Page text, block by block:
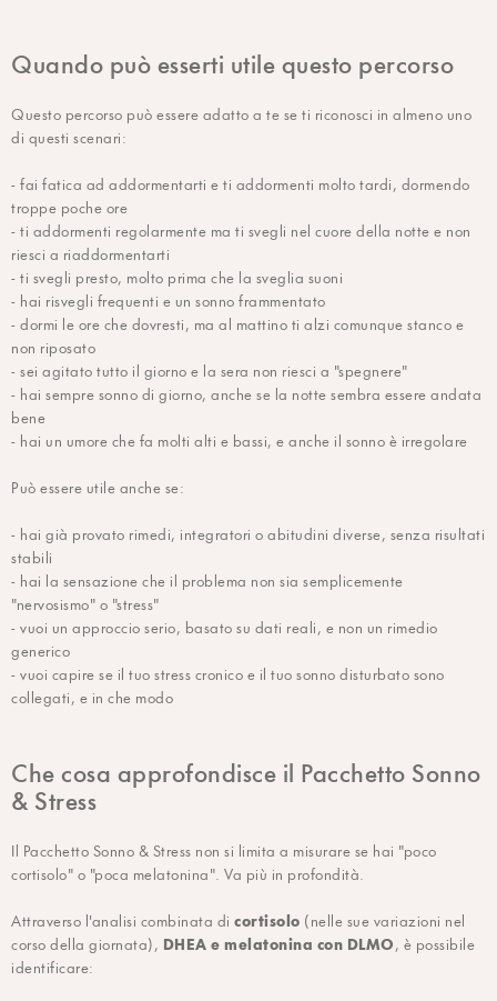
Quando può esserti utile questo percorso
Questo percorso può essere adatto a te se ti riconosci in almeno uno
di questi scenari:
- fai fatica ad addormentarti e ti addormenti molto tardi, dormendo
troppe poche ore
- ti addormenti regolarmente ma ti svegli nel cuore della notte e non
riesci a riaddormentarti
- ti svegli presto, molto prima che la sveglia suoni
- hai risvegli frequenti e un sonno frammentato
- dormi le ore che dovresti, ma al mattino ti alzi comunque stanco e
non riposato
- sei agitato tutto il giorno e la sera non riesci a "spegnere"
- hai sempre sonno di giorno, anche se la notte sembra essere andata
bene
- hai un umore che fa molti alti e bassi, e anche il sonno è irregolare
Può essere utile anche se:
- hai già provato rimedi, integratori o abitudini diverse, senza risultati
stabili
- hai la sensazione che il problema non sia semplicemente
"nervosismo" o "stress"
- vuoi un approccio serio, basato su dati reali, e non un rimedio
generico
- vuoi capire se il tuo stress cronico e il tuo sonno disturbato sono
collegati, e in che modo
Che cosa approfondisce il Pacchetto Sonno
& Stress
Il Pacchetto Sonno & Stress non si limita a misurare se hai "poco
cortisolo" o "poca melatonina". Va più in profondità.
Attraverso l'analisi combinata di cortisolo (nelle sue variazioni nel
corso della giornata), DHEA e melatonina con DLMO, è possibile
identificare: